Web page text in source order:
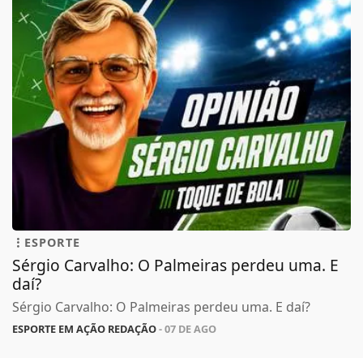
ESPORTE
Sérgio Carvalho: O Palmeiras perdeu uma. E
daí?
Sérgio Carvalho: O Palmeiras perdeu uma. E daí?
ESPORTE EM AÇÃO REDAÇÃO- 07 DE AGO